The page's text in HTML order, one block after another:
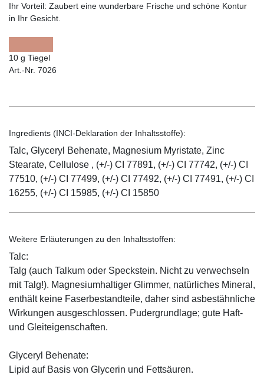
Ihr Vorteil: Zaubert eine wunderbare Frische und schöne Kontur
in Ihr Gesicht.
10 g Tiegel
Art.-Nr. 7026
Ingredients (INCI-Deklaration der Inhaltsstoffe):
Talc, Glyceryl Behenate, Magnesium Myristate, Zinc
Stearate, Cellulose , (+/-) CI 77891, (+/-) CI 77742, (+/-) CI
77510, (+/-) CI 77499, (+/-) CI 77492, (+/-) CI 77491, (+/-) CI
16255, (+/-) CI 15985, (+/-) CI 15850
Weitere Erläuterungen zu den Inhaltsstoffen:
Talc:
Talg (auch Talkum oder Speckstein. Nicht zu verwechseln
mit Talg!). Magnesiumhaltiger Glimmer, natürliches Mineral,
enthält keine Faserbestandteile, daher sind asbestähnliche
Wirkungen ausgeschlossen. Pudergrundlage; gute Haft-
und Gleiteigenschaften.
Glyceryl Behenate:
Lipid auf Basis von Glycerin und Fettsäuren.